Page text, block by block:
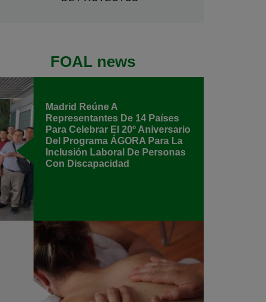
FOAL news
Madrid Reúne A
Representantes De 14 Países
Para Celebrar El 20º Aniversario
Del Programa ÁGORA Para La
Inclusión Laboral De Personas
Con Discapacidad